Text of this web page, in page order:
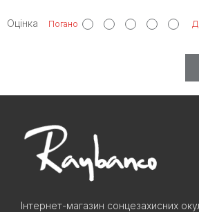
Оцінка Погано
Інтернет-магазин сонцезахисних